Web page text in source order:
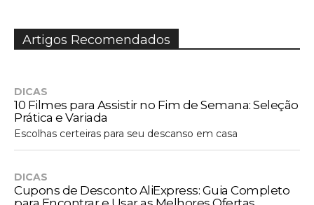
Artigos Recomendados
DICAS
10 Filmes para Assistir no Fim de Semana: Seleção
Prática e Variada
Escolhas certeiras para seu descanso em casa
DICAS
Cupons de Desconto AliExpress: Guia Completo